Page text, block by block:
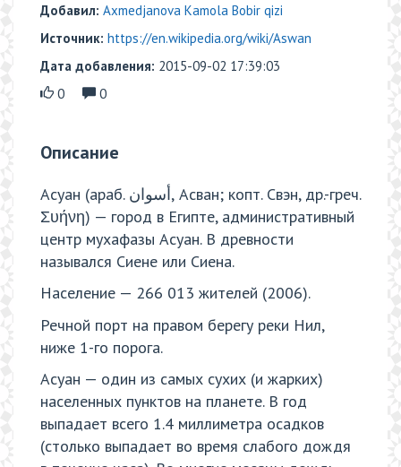
Добавил: Axmedjanova Kamola Bobir qizi
Источник: https://en.wikipedia.org/wiki/Aswan
Дата добавления: 2015-09-02 17:39:03
0
0
Описание
Асуан (араб. أسوان‎‎, Асван; копт. Свэн, др.-греч.
Συήνη) — город в Египте, административный
центр мухафазы Асуан. В древности
назывался Сиене или Сиена.
Население — 266 013 жителей (2006).
Речной порт на правом берегу реки Нил,
ниже 1-го порога.
Асуан — один из самых сухих (и жарких)
населенных пунктов на планете. В год
выпадает всего 1.4 миллиметра осадков
(столько выпадает во время слабого дождя